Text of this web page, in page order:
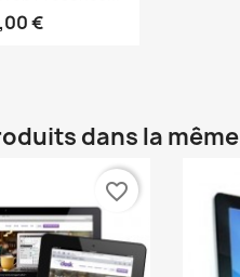
€
dans la
favorite_border